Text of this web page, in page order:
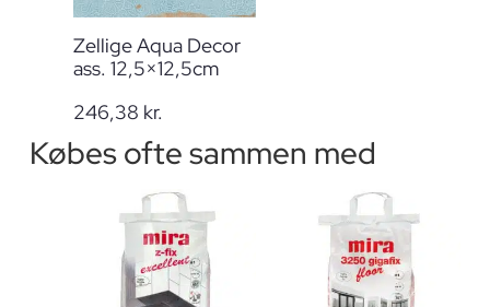
Zellige Aqua Decor
ass. 12,5×12,5cm
246,38 kr.
Købes ofte sammen med